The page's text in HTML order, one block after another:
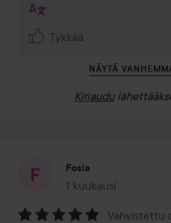
Tykkää
NÄYTÄ
Kirjaudu
Fosia
1 kuukausi
Viesti luotiin 1
Vahvistettu